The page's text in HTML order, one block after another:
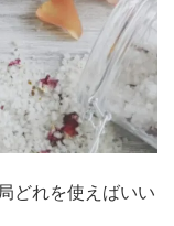
どれを使えばいい